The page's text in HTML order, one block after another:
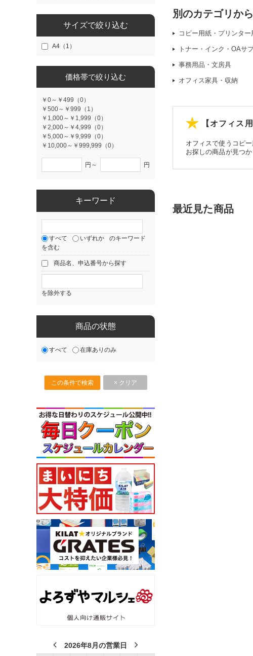
サイズで絞り込む
A4（1）
価格帯で絞り込む
￥0～￥499（0）
￥500～￥999（1）
￥1,000～￥1,999（0）
￥2,000～￥4,999（0）
￥5,000～￥9,999（0）
￥10,000～￥999,999（0）
円～ 円
キーワード
すべて いずれか
のキーワード
を含む
商品名、申込番号から探す
を除外する
商品の状態
すべて 在庫ありのみ
2026年8月の営業日
別のカテゴリか
コピー用紙・プリンター
トナー・インク・OAサ
事務用品・文房具
オフィス家具・収納
【オフィス
オフィスで使うコピ
お探しの商品が見つ
最近見た商品